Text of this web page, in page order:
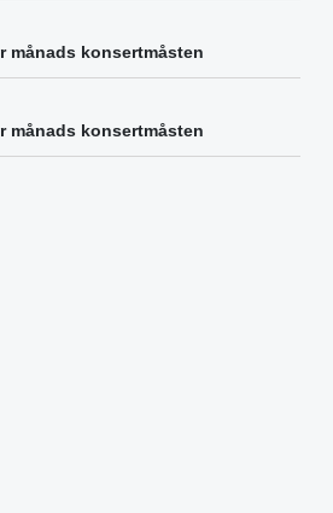
månads konsertmåsten
månads konsertmåsten